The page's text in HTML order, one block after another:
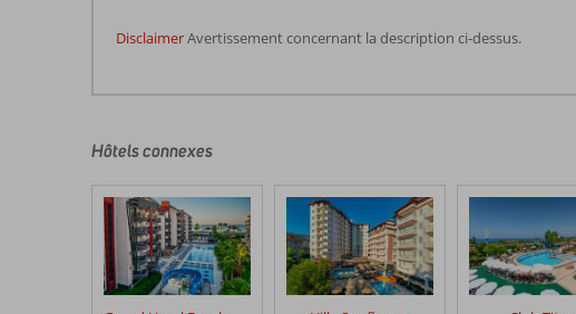
DisclaimerAvertissement concernant la description ci-dessus.
écrits
nos
clients
après
leur
séjour
Hôtels connexes